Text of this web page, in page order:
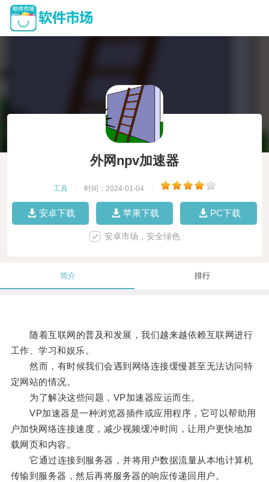
外网npv加速器
工具 时间：2024-01-04
安卓下载 苹果下载 PC下载
安卓市场，安全绿色
简介 排行
随着互联网的普及和发展，我们越来越依赖互联网进行
工作、学习和娱乐。
然而，有时候我们会遇到网络连接缓慢甚至无法访问特
定网站的情况。
为了解决这些问题，VP加速器应运而生。
VP加速器是一种浏览器插件或应用程序，它可以帮助用
户加快网络连接速度，减少视频缓冲时间，让用户更快地加
载网页和内容。
它通过连接到服务器，并将用户数据流量从本地计算机
传输到服务器，然后再将服务器的响应传递回用户。